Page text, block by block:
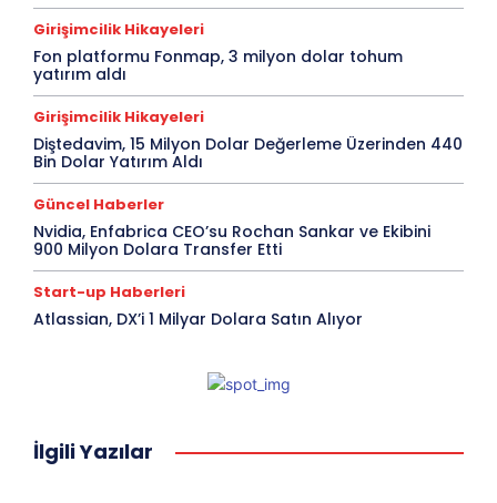
Girişimcilik Hikayeleri
Fon platformu Fonmap, 3 milyon dolar tohum
yatırım aldı
Girişimcilik Hikayeleri
Diştedavim, 15 Milyon Dolar Değerleme Üzerinden 440
Bin Dolar Yatırım Aldı
Güncel Haberler
Nvidia, Enfabrica CEO’su Rochan Sankar ve Ekibini
900 Milyon Dolara Transfer Etti
Start-up Haberleri
Atlassian, DX’i 1 Milyar Dolara Satın Alıyor
İlgili Yazılar